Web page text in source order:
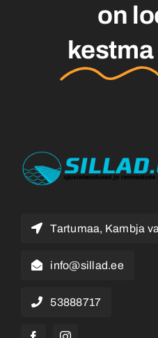
on
Tartumaa, Kambja
info@sillad.ee
53888717